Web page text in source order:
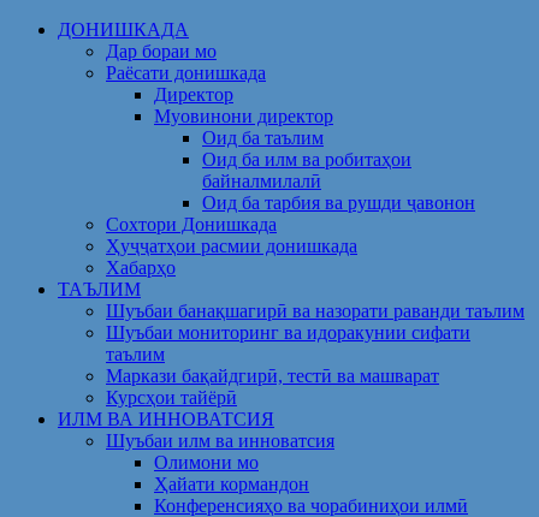
Skip
ДОНИШКАДА
Дар бораи мо
Раёсати донишкада
Директор
Муовинони директор
Оид ба таълим
Оид ба илм ва робитаҳои
байналмилалӣ
Оид ба тарбия ва рушди ҷавонон
Сохтори Донишкада
Ҳуҷҷатҳои расмии донишкада
Хабарҳо
ТАЪЛИМ
Шуъбаи банақшагирӣ ва назорати раванди таълим
Шуъбаи мониторинг ва идоракунии сифати
таълим
Маркази бақайдгирӣ, тестӣ ва машварат
Курсҳои тайёрӣ
ИЛМ ВА ИННОВАТСИЯ
Шуъбаи илм ва инноватсия
Олимони мо
Ҳайати кормандон
Конференсияҳо ва чорабиниҳои илмӣ